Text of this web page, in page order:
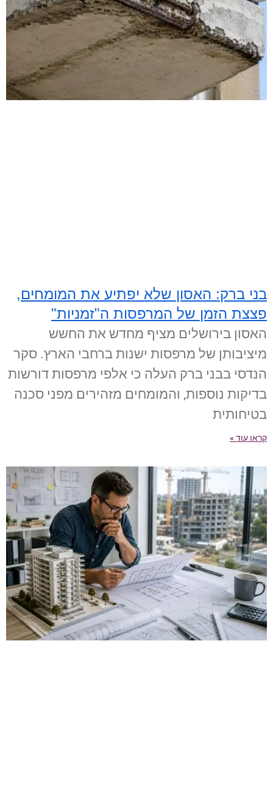
בני ברק: האסון שלא יפתיע את המומחים,
פצצת הזמן של המרפסות ה"זמניות"
האסון בירושלים מציף מחדש את החשש
מיציבותן של מרפסות ישנות ברחבי הארץ. סקר
הנדסי בבני ברק העלה כי אלפי מרפסות דורשות
בדיקות נוספות, והמומחים מזהירים מפני סכנה
בטיחותית
קראו עוד »